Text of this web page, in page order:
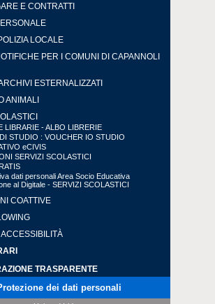
E CONTRATTI
LOCALE
PER I COMUNI DI CAPANNOLI
ESTERNALIZZATI
ANIMALI
LIBRARIE - ALBO LIBRERIE
STUDIO : VOUCHER IO STUDIO
eCIVIS
SERVIZI SCOLASTICI
dati personali Area Socio Educativa
al Digitale - SERVIZI SCOLASTICI
COATTIVE
TRASPARENTE
dei dati personali